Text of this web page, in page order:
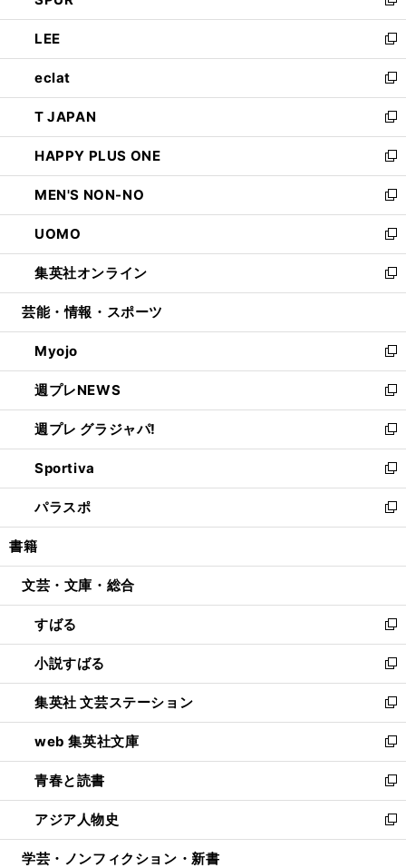
開
く
ウ
で
開
く
ン
ド
ウ
で
開
く
ウ
ィ
ン
ド
ウ
で
開
く
新
し
い
ウ
ィ
ン
ド
ウ
で
開
く
LEE
新
し
い
ウ
ィ
ン
ド
ウ
で
開
く
eclat
新
し
い
ウ
ィ
ン
ド
ウ
で
開
く
T JAPAN
新
し
い
ウ
ィ
ン
ド
ウ
で
開
HAPPY PLUS ONE
新
し
い
ウ
ィ
ン
ド
ウ
開
く
MEN'S NON-NO
新
し
い
ウ
ィ
ン
ウ
で
開
く
UOMO
新
し
い
ウ
ン
ド
ウ
で
開
く
集英社オンライン
新
し
ウ
ィ
ン
ド
ウ
で
開
く
芸能・情報・スポーツ
Myojo
新
し
い
ウ
ィ
ン
ド
ウ
で
開
週プレNEWS
新
し
い
ウ
ィ
ン
ド
ウ
開
週プレ グラジャパ!
新
し
い
ウ
ィ
ン
ウ
開
く
Sportiva
新
し
い
ウ
ン
ウ
で
開
く
パラスポ
新
し
ウ
ン
ド
ウ
で
開
く
書籍
文芸・文庫・総合
すばる
新
し
い
ウ
ィ
ン
ド
ウ
で
開
く
小説すばる
新
し
い
ウ
ィ
ン
ド
ウ
で
開
集英社 文芸ステーション
新
し
い
ウ
ィ
ン
ド
ウ
web 集英社文庫
新
し
い
ウ
ィ
ン
青春と読書
新
し
い
ウ
アジア人物史
新
し
学芸・ノンフィクション・新書